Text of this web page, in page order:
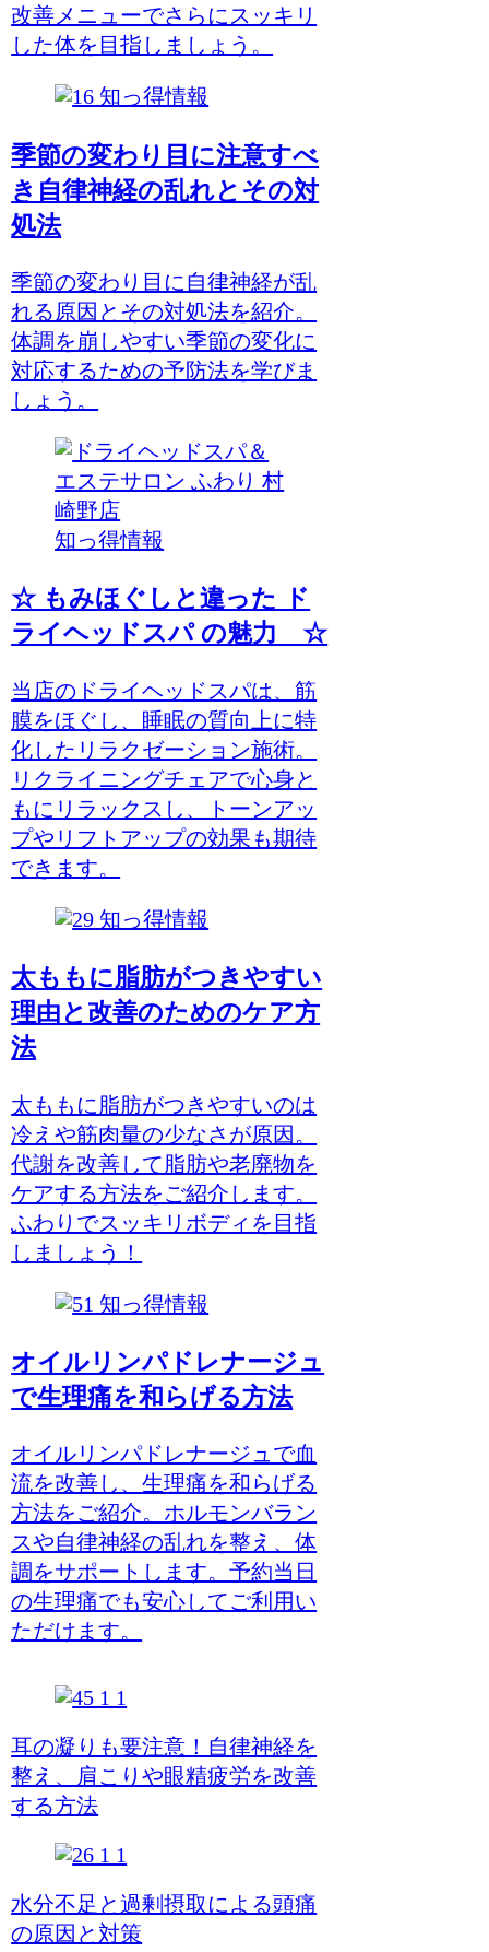
改善メニューでさらにスッキリ
した体を目指しましょう。
知っ得情報
季節の変わり目に注意すべ
き自律神経の乱れとその対
処法
季節の変わり目に自律神経が乱
れる原因とその対処法を紹介。
体調を崩しやすい季節の変化に
対応するための予防法を学びま
しょう。
知っ得情報
☆ もみほぐしと違った ド
ライヘッドスパ の魅力 ☆
当店のドライヘッドスパは、筋
膜をほぐし、睡眠の質向上に特
化したリラクゼーション施術。
リクライニングチェアで心身と
もにリラックスし、トーンアッ
プやリフトアップの効果も期待
できます。
知っ得情報
太ももに脂肪がつきやすい
理由と改善のためのケア方
法
太ももに脂肪がつきやすいのは
冷えや筋肉量の少なさが原因。
代謝を改善して脂肪や老廃物を
ケアする方法をご紹介します。
ふわりでスッキリボディを目指
しましょう！
知っ得情報
オイルリンパドレナージュ
で生理痛を和らげる方法
オイルリンパドレナージュで血
流を改善し、生理痛を和らげる
方法をご紹介。ホルモンバラン
スや自律神経の乱れを整え、体
調をサポートします。予約当日
の生理痛でも安心してご利用い
ただけます。
耳の凝りも要注意！自律神経を
整え、肩こりや眼精疲労を改善
する方法
水分不足と過剰摂取による頭痛
の原因と対策